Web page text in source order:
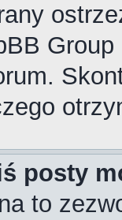
posty
to